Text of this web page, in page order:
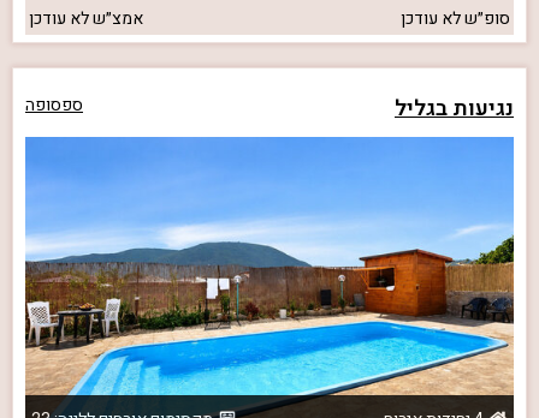
סופ״שלא עודכן אמצ״שלא עודכן
נגיעות בגליל ספסופה